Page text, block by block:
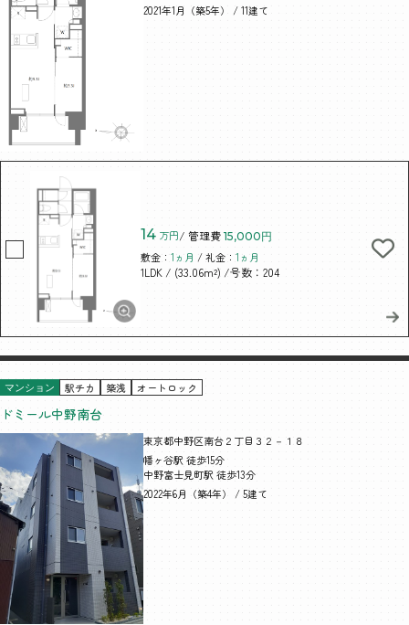
2021年1月（築5年） / 11建て
14 万円/ 管理費 15,000円
敷金：1ヵ月 / 礼金：1ヵ月
1LDK / (33.06m²) /号数：204
マンション 駅チカ 築浅 オートロック
ドミール中野南台
東京都中野区南台２丁目３２－１８
幡ヶ谷駅 徒歩15分
中野富士見町駅 徒歩13分
2022年6月（築4年） / 5建て